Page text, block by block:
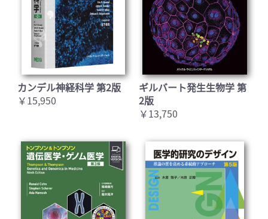
カンデル神経科学 第2版
￥15,950
ギルバート発生生物学 第
2版
￥13,750